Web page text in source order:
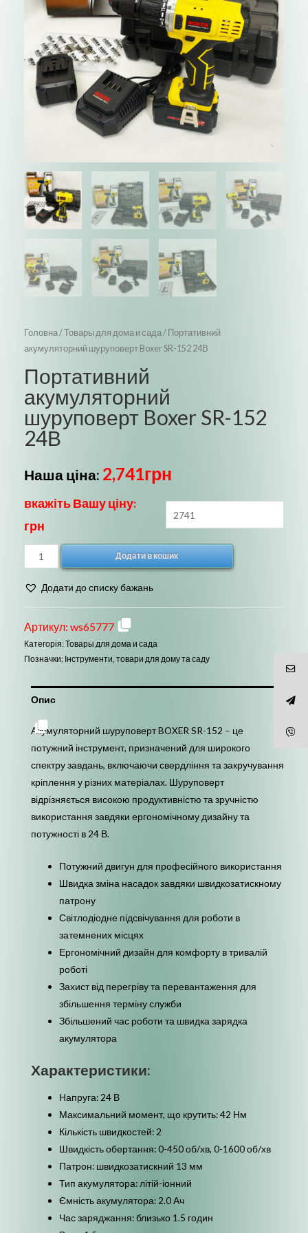
Головна/Товары для дома и сада/ Портативний
акумуляторний шуруповерт Boxer SR-152 24В
Портативний
акумуляторний
шуруповерт Boxer SR-152
24В
Наша ціна: 2,741грн
вкажіть Вашу ціну:
грн
Портативний
акумуляторний
шуруповерт
SR-
152
24В
Додати в кошик
Додати до списку бажань
Артикул: ws65777
Категорія:Товары для дома и сада
Позначки: Інструменти товари для дому та саду
Опис
Акумуляторний шуруповерт BOXER SR-152 – це
потужний інструмент, призначений для широкого
спектру завдань, включаючи свердління та закручування
кріплення у різних матеріалах. Шуруповерт
відрізняється високою продуктивністю та зручністю
використання завдяки ергономічному дизайну та
потужності в 24 В.
Потужний двигун для професійного використання
Швидка зміна насадок завдяки швидкозатискному
патрону
Світлодіодне підсвічування для роботи в
затемнених місцях
Ергономічний дизайн для комфорту в тривалій
роботі
Захист від перегріву та перевантаження для
збільшення терміну служби
Збільшений час роботи та швидка зарядка
акумулятора
Характеристики:
Напруга: 24 В
Максимальний момент, що крутить: 42 Нм
Кількість швидкостей: 2
Швидкість обертання: 0-450 об/хв, 0-1600 об/хв
Патрон: швидкозатискний 13 мм
Тип акумулятора: літій-іонний
Ємність акумулятора: 2.0 Ач
Час заряджання: близько 1.5 годин